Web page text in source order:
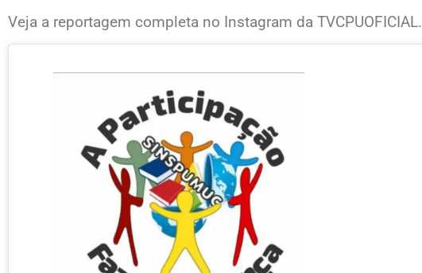
Veja a reportagem completa no Instagram da TVCPUOFICIAL.